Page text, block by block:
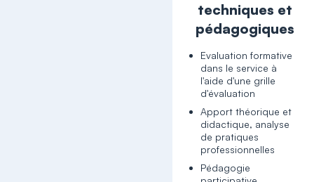
techniques et
pédagogiques
Evaluation formative
dans le service à
l'aide d'une grille
d'évaluation
Apport théorique et
didactique, analyse
de pratiques
professionnelles
Pédagogie